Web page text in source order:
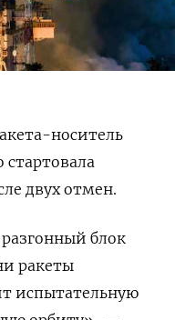
носитель
стартовала
двух отмен.
блок
ракеты
испытательную